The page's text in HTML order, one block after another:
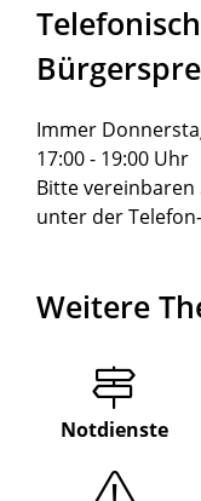
Immer
17:00 - 19:00 Uhr
Bitte vereinbaren
unter der
Weitere
Notdienste